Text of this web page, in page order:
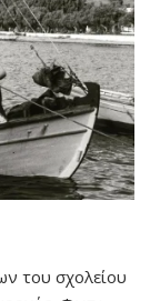
του σχολείου